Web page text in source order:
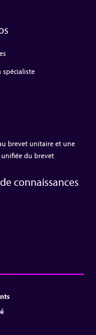
spécialiste
brevet unitaire et une
du brevet
connaissances